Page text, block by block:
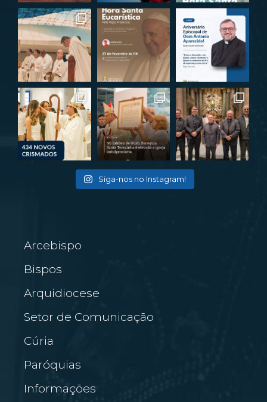
Siga-nos no Instagram!
Arcebispo
Bispos
Arquidiocese
Setor de Comunicação
Cúria
Paróquias
Informações